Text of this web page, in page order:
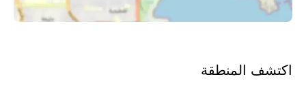
اكتشف المنطقة